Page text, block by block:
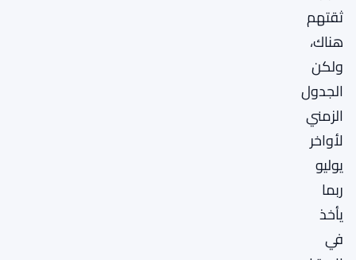
ثقتهم
هناك،
ولكن
الجدول
الزمني
لأواخر
يوليو
ربما
يأخذ
في